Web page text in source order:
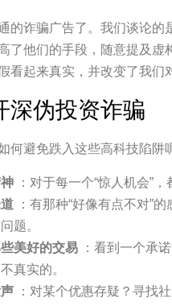
的诈骗广告了。我们谈论
了他们的手段，随意提及
看起来真实，并改变了我们
深伪投资诈骗
何避免跌入这些高科技陷阱
：对于每一个“惊人机会”
：有那种“好像有点不对”
题。
美好的交易 ：看到一个承
真实的。
：对某个优惠存疑？寻找